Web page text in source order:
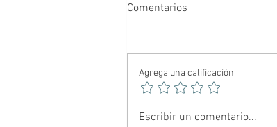
🕷️ Spider-Noir: El Hombre
Comentarios
Agrega una calificación
Escribir un comentario...